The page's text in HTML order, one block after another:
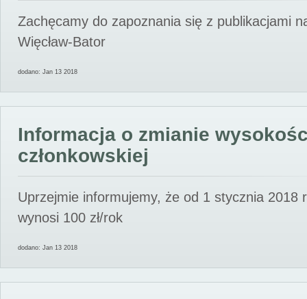
Zachęcamy do zapoznania się z publikacjami
Więcław-Bator
dodano: Jan 13 2018
Informacja o zmianie
członkowskiej
Uprzejmie informujemy, że od 1 stycznia 2018
wynosi 100 zł/rok
dodano: Jan 13 2018